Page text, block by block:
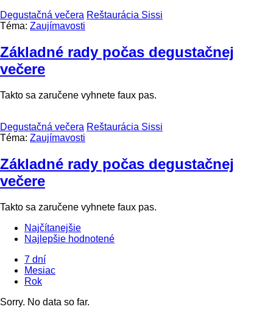
Degustačná večera Reštaurácia Sissi
Téma: Zaujímavosti
Základné rady počas degustačnej
večere
Takto sa zaručene vyhnete faux pas.
Degustačná večera Reštaurácia Sissi
Téma: Zaujímavosti
Základné rady počas degustačnej
večere
Takto sa zaručene vyhnete faux pas.
Najčítanejšie
Najlepšie hodnotené
7 dní
Mesiac
Rok
Sorry. No data so far.